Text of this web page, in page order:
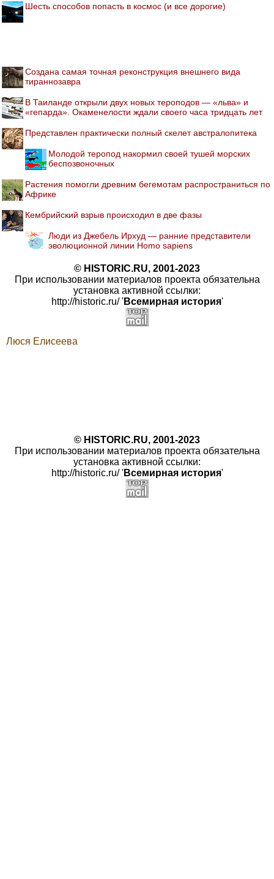
Шесть способов попасть в космос (и все дорогие)
Создана самая точная реконструкция внешнего вида
тираннозавра
В Таиланде открыли двух новых тероподов — «льва» и
«гепарда». Окаменелости ждали своего часа тридцать лет
Представлен практически полный скелет австралопитека
Молодой теропод накормил своей тушей морских
беспозвоночных
Растения помогли древним бегемотам распространиться по
Африке
Кембрийский взрыв происходил в две фазы
Люди из Джебель Ирхуд — ранние представители
эволюционной линии Homo sapiens
© HISTORIC.RU, 2001-2023
При использовании материалов проекта обязательна
установка активной ссылки:
http://historic.ru/ 'Всемирная история'
Люся Елисеева
© HISTORIC.RU, 2001-2023
При использовании материалов проекта обязательна
установка активной ссылки:
http://historic.ru/ 'Всемирная история'